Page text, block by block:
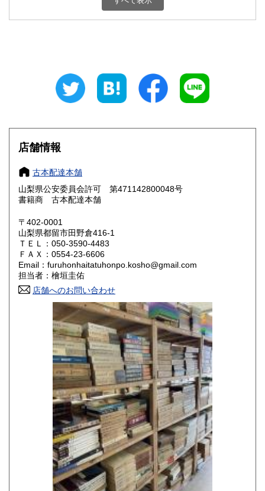
800円 三重県
大阪府
奈良県
鳥取県 800円 島根県
岡山県
山口県 800円
香川県 800円 愛媛県
高知県 800円
800円 長崎県
800円 大分県
800円 鹿児島県
1,500円
店舗情報
古本配達本舗
山梨県公安委員会許可 第471142800048号
書籍商 古本配達本舗
〒402-0001
山梨県都留市田野倉416-1
ＴＥＬ：050-3590-4483
ＦＡＸ：0554-23-6606
Email：furuhonhaitatuhonpo.kosho@gmail.com
担当者：檜垣圭佑
店舗へのお問い合わせ